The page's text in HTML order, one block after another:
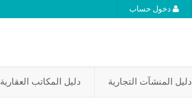
دخول حساب
دليل المنشآت التجارية دليل المكاتب العقارية